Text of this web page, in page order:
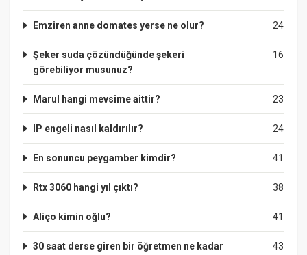
24
Emziren anne domates yerse ne olur?
16
Şeker suda çözündüğünde şekeri
görebiliyor musunuz?
23
Marul hangi mevsime aittir?
24
IP engeli nasıl kaldırılır?
41
En sonuncu peygamber kimdir?
38
Rtx 3060 hangi yıl çıktı?
41
Aliço kimin oğlu?
43
30 saat derse giren bir öğretmen ne kadar